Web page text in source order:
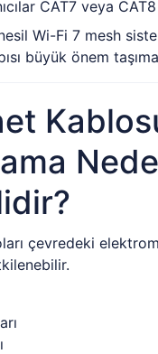
CAT7 veya
Wi-Fi 7 mesh
büyük önem
çevredeki